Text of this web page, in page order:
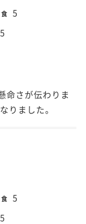
5
5
命さが伝わりま
りました。
5
5